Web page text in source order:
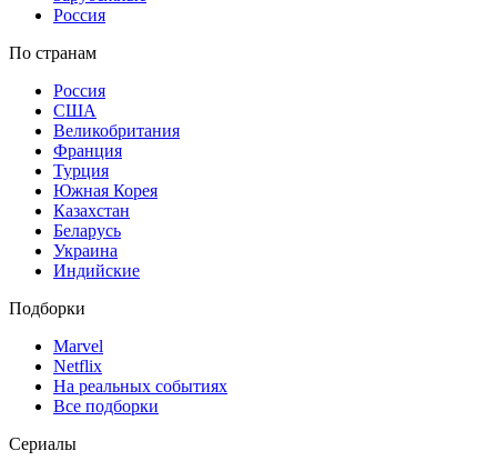
Россия
По странам
Россия
США
Великобритания
Франция
Турция
Южная Корея
Казахстан
Беларусь
Украина
Индийские
Подборки
Marvel
Netflix
На реальных событиях
Все подборки
Сериалы